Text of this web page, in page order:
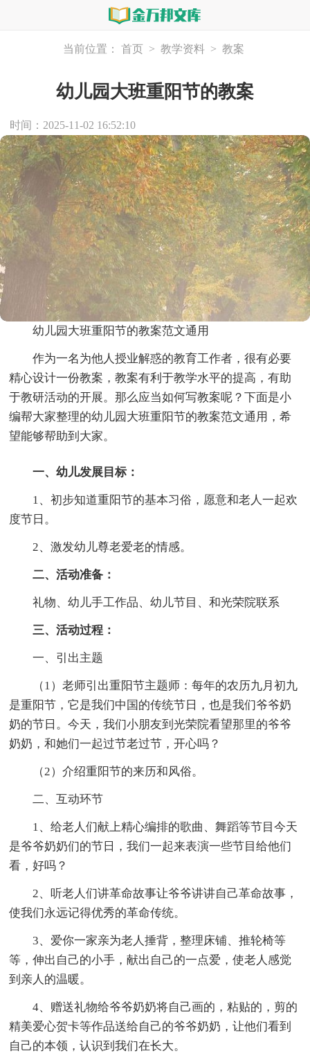
当前位置： 首页 > 教学资料 > 教案
幼儿园大班重阳节的教案
时间：2025-11-02 16:52:10
幼儿园大班重阳节的教案范文通用
作为一名为他人授业解惑的教育工作者，很有必要
精心设计一份教案，教案有利于教学水平的提高，有助
于教研活动的开展。那么应当如何写教案呢？下面是小
编帮大家整理的幼儿园大班重阳节的教案范文通用，希
望能够帮助到大家。
一、幼儿发展目标：
1、初步知道重阳节的基本习俗，愿意和老人一起欢
度节日。
2、激发幼儿尊老爱老的情感。
二、活动准备：
礼物、幼儿手工作品、幼儿节目、和光荣院联系
三、活动过程：
一、引出主题
（1）老师引出重阳节主题师：每年的农历九月初九
是重阳节，它是我们中国的传统节日，也是我们爷爷奶
奶的节日。今天，我们小朋友到光荣院看望那里的爷爷
奶奶，和她们一起过节老过节，开心吗？
（2）介绍重阳节的来历和风俗。
二、互动环节
1、给老人们献上精心编排的歌曲、舞蹈等节目今天
是爷爷奶奶们的节日，我们一起来表演一些节目给他们
看，好吗？
2、听老人们讲革命故事让爷爷讲讲自己革命故事，
使我们永远记得优秀的革命传统。
3、爱你一家亲为老人捶背，整理床铺、推轮椅等
等，伸出自己的小手，献出自己的一点爱，使老人感觉
到亲人的温暖。
4、赠送礼物给爷爷奶奶将自己画的，粘贴的，剪的
精美爱心贺卡等作品送给自己的爷爷奶奶，让他们看到
自己的本领，认识到我们在长大。